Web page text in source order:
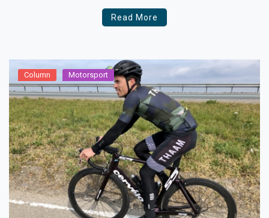
Donington Park, Brand Hatch en Snetterton. Ook staan
er nog trainingsdagen gepland op Oulton Park en
Read More
Column Motorsport